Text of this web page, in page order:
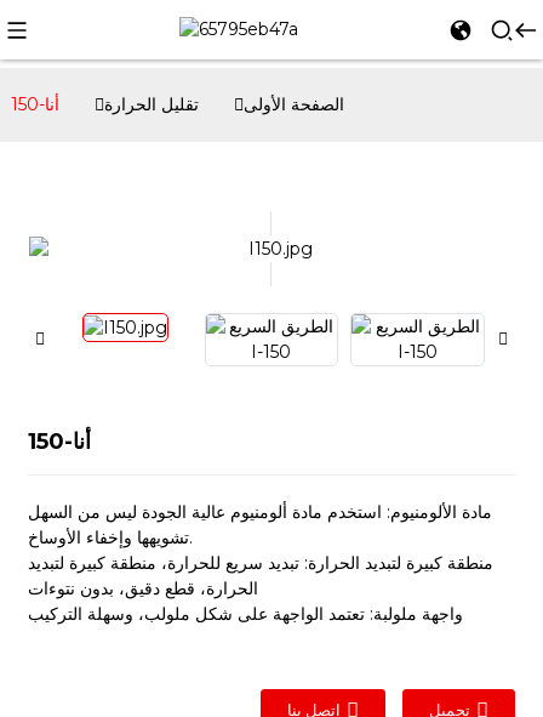
الصفحة الأولى تقليل الحرارة أنا-150
أنا-150
مادة الألومنيوم: استخدم مادة ألومنيوم عالية الجودة ليس من السهل
تشويهها وإخفاء الأوساخ.
منطقة كبيرة لتبديد الحرارة: تبديد سريع للحرارة، منطقة كبيرة لتبديد
الحرارة، قطع دقيق، بدون نتوءات
واجهة ملولبة: تعتمد الواجهة على شكل ملولب، وسهلة التركيب
اتصل بنا تحميل